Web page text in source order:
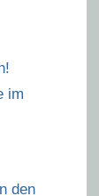
im
den